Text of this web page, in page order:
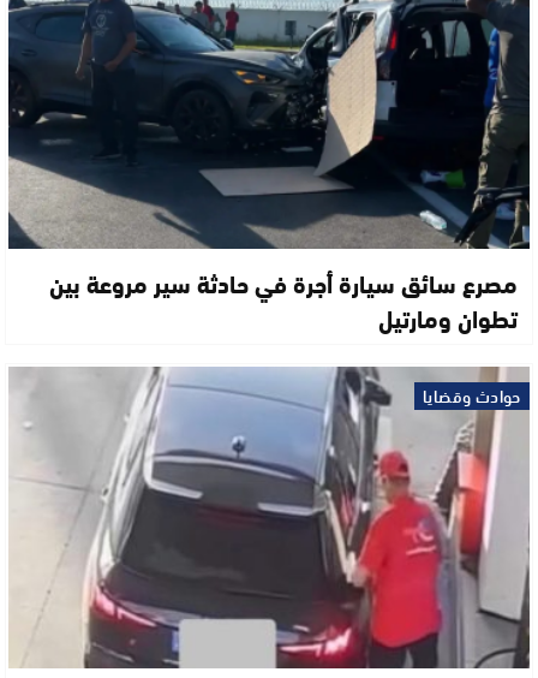
مصرع سائق سيارة أجرة في حادثة سير مروعة بين
تطوان ومارتيل
حوادث وقضايا